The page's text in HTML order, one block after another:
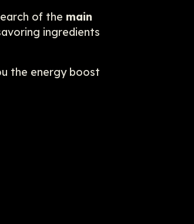
of the main
ingredients
the energy boost